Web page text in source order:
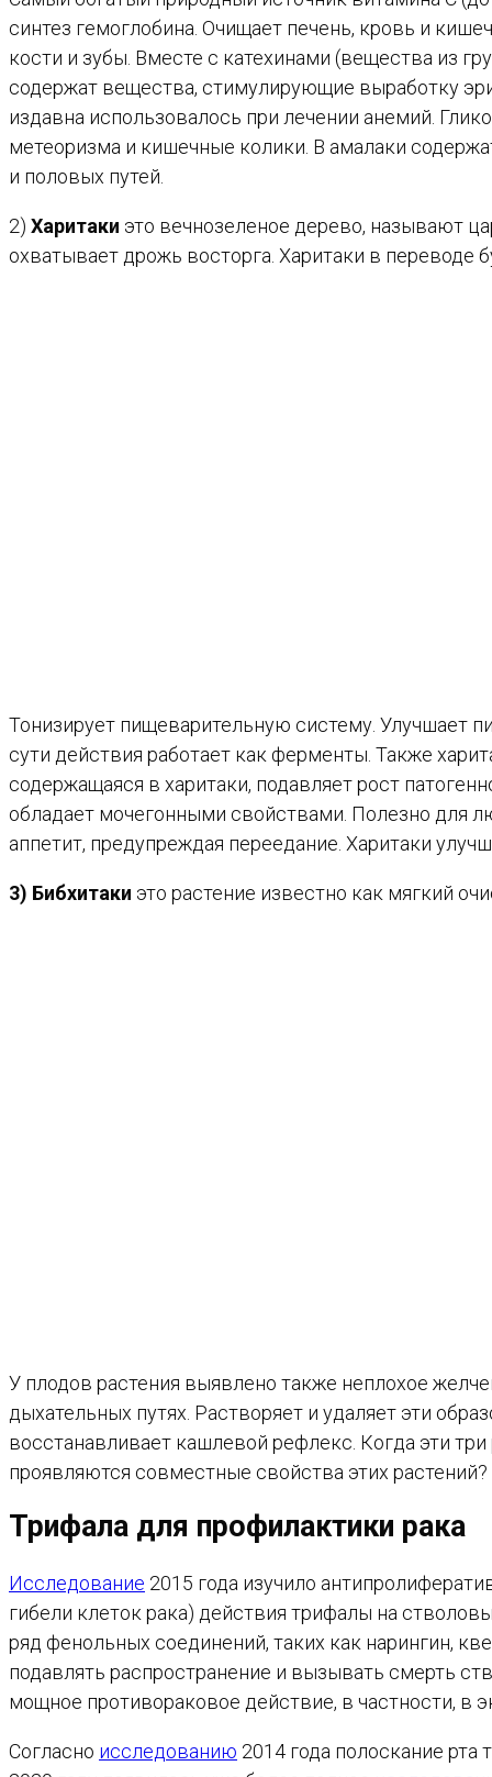
синтез гемоглобина. Очищает печень, кровь и
кости и зубы. Вместе с катехинами (вещества из
содержат вещества, стимулирующие выработку
издавна использовалось при лечении анемий.
метеоризма и кишечные колики. В амалаки
и половых путей.
2) Харитаки это вечнозеленое дерево, называют
охватывает дрожь восторга. Харитаки в переводе
Тонизирует пищеварительную систему. Улучшает
сути действия работает как ферменты. Также
содержащаяся в харитаки, подавляет рост
обладает мочегонными свойствами. Полезно для
аппетит, предупреждая переедание. Харитаки
3) Бибхитаки это растение известно как мягкий
У плодов растения выявлено также неплохое
дыхательных путях. Растворяет и удаляет эти
восстанавливает кашлевой рефлекс. Когда эти
проявляются совместные свойства этих растений?
Трифала для профилактики рака
Исследование 2015 года изучило
гибели клеток рака) действия трифалы на
ряд фенольных соединений, таких как нарингин,
подавлять распространение и вызывать смерть
мощное противораковое действие, в частности, в
Согласно исследованию 2014 года полоскание